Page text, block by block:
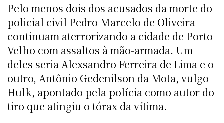
Pelo menos dois dos acusados da morte do
policial civil Pedro Marcelo de Oliveira
continuam aterrorizando a cidade de Porto
Velho com assaltos à mão-armada. Um
deles seria Alexsandro Ferreira de Lima e o
outro, Antônio Gedenilson da Mota, vulgo
Hulk, apontado pela polícia como autor do
tiro que atingiu o tórax da vítima.